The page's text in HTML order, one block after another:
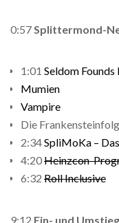
0:57Splittermond-
1:01 Seldom
Mumien
Vampire
Die
2:34SpliMoKa –
4:20Heinzcon-
6:32 Roll Inclusive
9:12 Ein- und